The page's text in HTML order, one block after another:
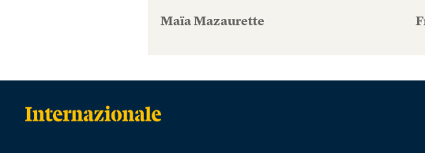
Maïa Mazaurette